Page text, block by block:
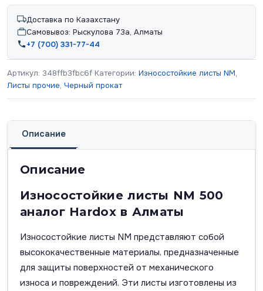
Доставка по Казахстану
Самовывоз: Рыскулова 73а, Алматы
+7 (700) 331-77-44
Артикул: 348ffb3fbc6f Категории: Износостойкие листы NM,
Листы прочие, Черный прокат
Описание
Описание
Износостойкие листы NM 500
аналог Hardox в Алматы
Износостойкие листы NM представляют собой
высококачественные материалы, предназначенные
для защиты поверхностей от механического
износа и повреждений. Эти листы изготовлены из